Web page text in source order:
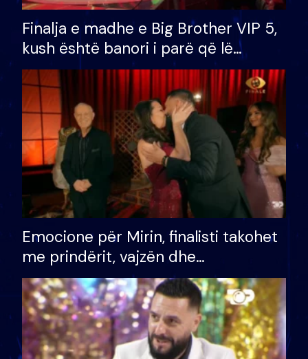
Finalja e madhe e Big Brother VIP 5,
kush është banori i parë që lë
shtëpinë dhe humb mundësinë për
të fituar çmimin e madh
Emocione për Mirin, finalisti takohet
me prindërit, vajzën dhe
bashkëshorten: S’kemi ndonjë letër
divorci apo jo?